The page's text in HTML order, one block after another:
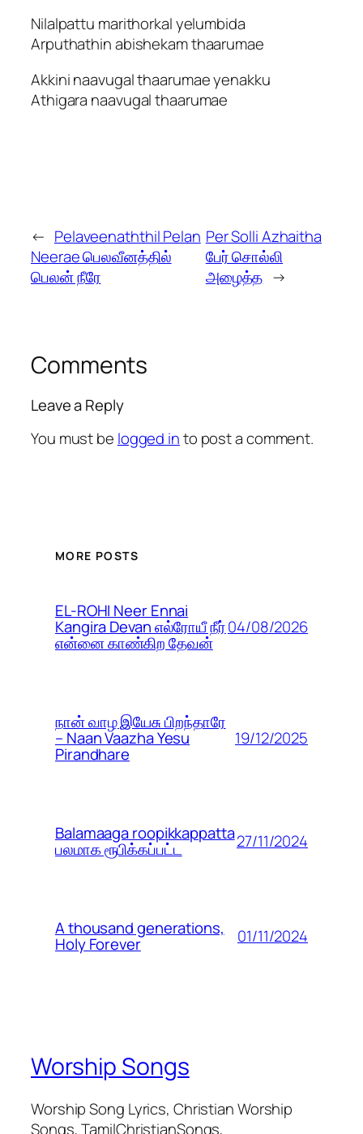
Nilalpattu marithorkal yelumbida
Arputhathin abishekam thaarumae
Akkini naavugal thaarumae yenakku
Athigara naavugal thaarumae
← Pelaveenaththil Pelan
Neerae பெலவீனத்தில்
பெலன் நீரே
Per Solli Azhaitha
பேர் சொல்லி
அழைத்த →
Comments
Leave a Reply
You must be logged into post a comment.
MORE POSTS
EL-ROHI Neer Ennai
Kangira Devan எல்ரோயீ நீர்
என்னை காண்கிற தேவன்
04/08/2026
நான் வாழ இயேசு பிறந்தாரே
– Naan Vaazha Yesu
Pirandhare
19/12/2025
Balamaaga roopikkappatta
பலமாக ரூபிக்கப்பட்ட 27/11/2024
A thousand generations,
Holy Forever 01/11/2024
Worship Songs
Worship Song Lyrics, Christian Worship
Songs, TamilChristianSongs,